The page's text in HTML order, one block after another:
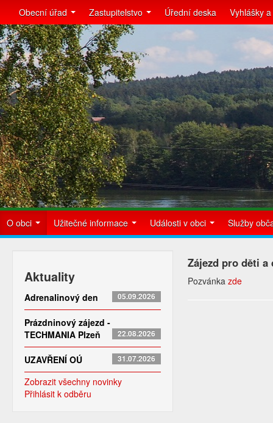
Obecní úřad Zastupitelstvo Úřední deska Vyhlášky
O obci Užitečné informace Události v obci Služby
Aktuality
Adrenalinový den 05.09.2026
Prázdninový zájezd -
TECHMANIA Plzeň
22.08.2026
UZAVŘENÍ OÚ 31.07.2026
Zobrazit všechny novinky
Přihlásit k odběru
Zájezd pro děti a
Pozvánka zde